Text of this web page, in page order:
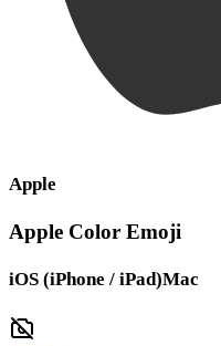
Apple
Apple Color Emoji
iOS (iPhone / iPad)Mac